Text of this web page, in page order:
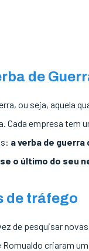
de
ou seja, aquela
Cada empresa tem
a verba de guerra
o último do seu
de tráfego
de pesquisar
criaram